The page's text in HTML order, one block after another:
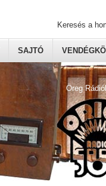
Öreg
SAJTÓ
Keresés a